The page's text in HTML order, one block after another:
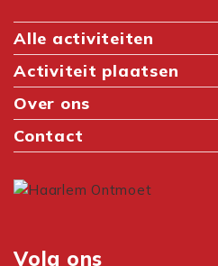
Alle activiteiten
Activiteit plaatsen
Over ons
Contact
Volg ons